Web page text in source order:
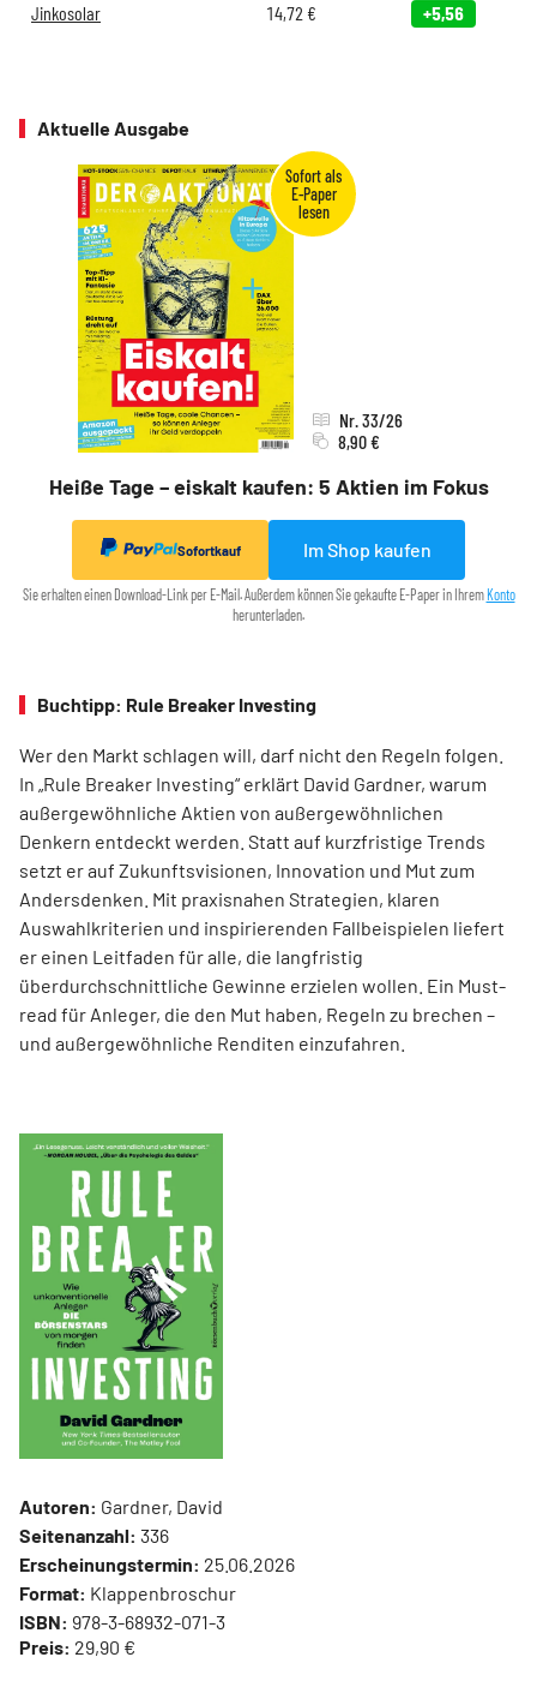
Jinkosolar 14,72 € +5,56
Aktuelle Ausgabe
Heiße Tage – eiskalt kaufen: 5 Aktien im Fokus
Nr. 33/26
8,90 €
Sofortkauf Im Shop kaufen
Sie erhalten einen Download-Link per E-Mail. Außerdem können Sie gekaufte E-Paper in Ihrem Konto
herunterladen.
Buchtipp: Rule Breaker Investing
Wer den Markt schlagen will, darf nicht den Regeln folgen.
In „Rule Breaker Investing“ erklärt David Gardner, warum
außergewöhnliche Aktien von außer­gewöhnlichen
Denkern entdeckt werden. Statt auf kurzfristige Trends
setzt er auf Zukunftsvisionen, Innovation und Mut zum
Andersdenken. Mit praxisnahen Strategien, klaren
Auswahlkriterien und inspirierenden Fallbeispielen liefert
er einen Leit­faden für alle, die langfristig
überdurchschnittliche Gewinne erzielen wollen. Ein Must-
read für Anleger, die den Mut haben, Regeln zu brechen –
und außergewöhnliche Renditen einzufahren.
Autoren: Gardner, David
Seitenanzahl: 336
Erscheinungstermin: 25.06.2026
Format: Klappenbroschur
ISBN: 978-3-68932-071-3
Preis: 29,90 €